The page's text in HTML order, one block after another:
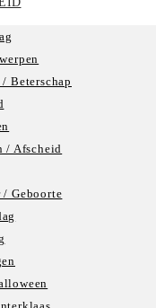
Beterschap
/ Afscheid
/ Geboorte